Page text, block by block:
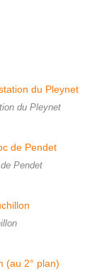
du Pleynet
Pendet